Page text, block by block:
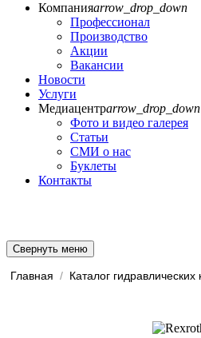
Компанияarrow_drop_down
Профессионал
Производство
Акции
Вакансии
Новости
Услуги
Медиацентрarrow_drop_down
Фото и видео галерея
Статьи
СМИ о нас
Буклеты
Контакты
Свернуть меню
Главная /